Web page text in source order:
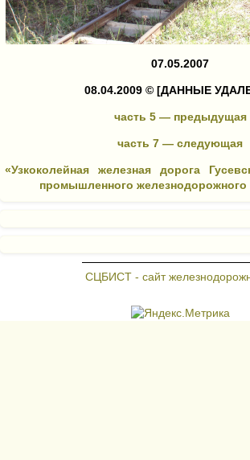
07.05.2007
08.04.2009 © [ДАННЫЕ
часть 5 — предыдущая
часть 7 — следующая
«Узкоколейная железная дорога
промышленного железнодорожного
СЦБИСТ - сайт